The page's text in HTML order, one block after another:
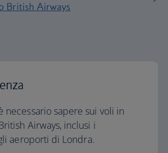
British Airways
necessario sapere sui voli in
Airways, inclusi i
aeroporti di Londra.